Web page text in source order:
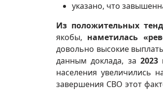
указано, что
Из положительных
якобы, наметилась
довольно высокие
данным доклада, за
населения увеличились
завершения СВО этот